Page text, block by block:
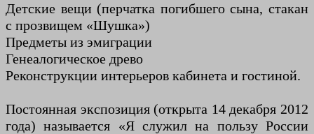
Детские вещи (перчатка погибшего сына, стакан
с прозвищем «Шушка»)
Предметы из эмиграции
Генеалогическое древо
Реконструкции интерьеров кабинета и гостиной.
Постоянная экспозиция (открыта 14 декабря 2012
года) называется «Я служил на пользу России